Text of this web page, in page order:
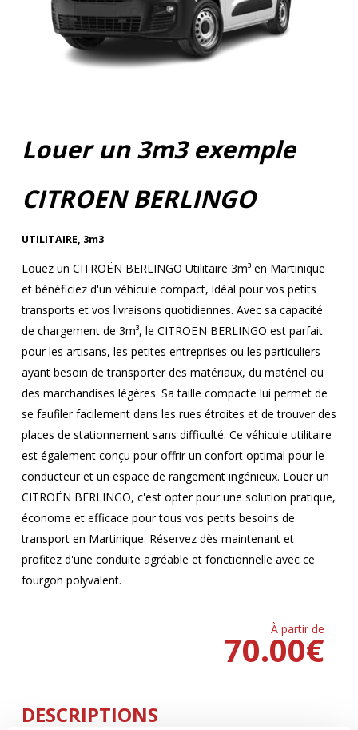
Louer un 3m3 exemple
CITROEN BERLINGO
UTILITAIRE, 3m3
Louez un CITROËN BERLINGO Utilitaire 3m³ en Martinique
et bénéficiez d'un véhicule compact, idéal pour vos petits
transports et vos livraisons quotidiennes. Avec sa capacité
de chargement de 3m³, le CITROËN BERLINGO est parfait
pour les artisans, les petites entreprises ou les particuliers
ayant besoin de transporter des matériaux, du matériel ou
des marchandises légères. Sa taille compacte lui permet de
se faufiler facilement dans les rues étroites et de trouver des
places de stationnement sans difficulté. Ce véhicule utilitaire
est également conçu pour offrir un confort optimal pour le
conducteur et un espace de rangement ingénieux. Louer un
CITROËN BERLINGO, c'est opter pour une solution pratique,
économe et efficace pour tous vos petits besoins de
transport en Martinique. Réservez dès maintenant et
profitez d'une conduite agréable et fonctionnelle avec ce
fourgon polyvalent.
À partir de
€
70.00
DESCRIPTIONS